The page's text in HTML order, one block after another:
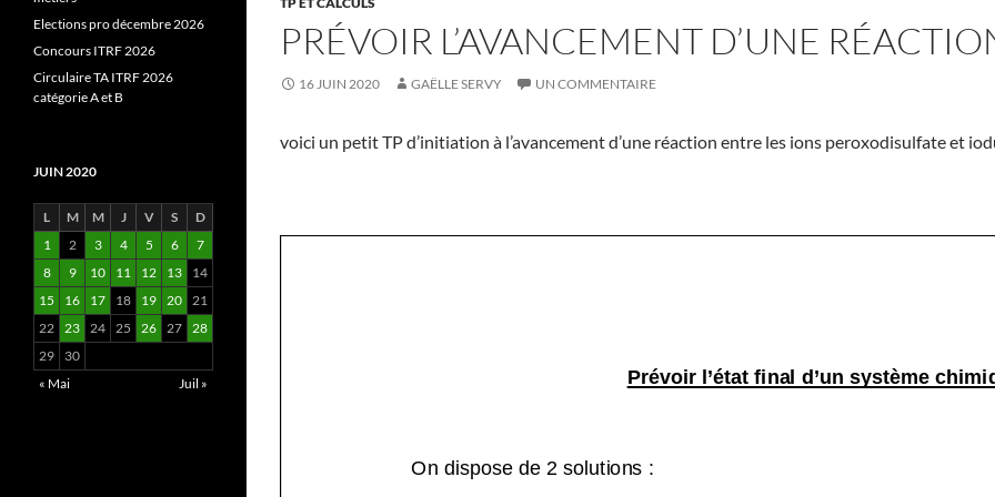
PRÉVOIR L’AVANCEMENT D’UNE
16 JUIN 2020 GAËLLE SERVY UN COMMENTAIRE
voici un petit TP d’initiation à l’avancement d’une réaction entre les ions peroxodisulfate et
Elections pro décembre 2026
Concours ITRF 2026
Circulaire TA ITRF 2026
catégorie A et B
JUIN 2020
L M M J V S
D
1
2 3 4 5 6
7
8
9 10 11 12 13
14
15
16 17 18 19 20 21
22 23 24 25 26 27 28
29
30
« Mai
Juil »